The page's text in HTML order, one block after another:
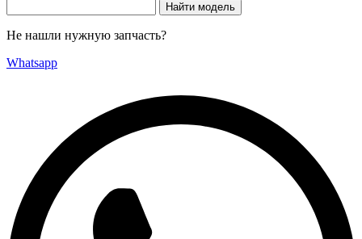
Не нашли нужную запчасть?
Whatsapp